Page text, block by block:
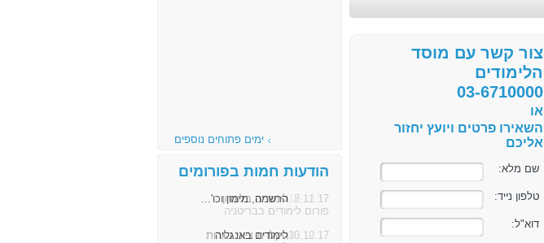
צור קשר עם מוסד
הלימודים
03-6710000
או
השאירו פרטים ויועץ יחזור
אליכם
שם מלא:
טלפון נייד:
דוא"ל:
ימים פתוחים נוספים
הודעות חמות בפורומים
8.11.17 הרשמה, מימון וכו'...
פורום לימודים בבריטניה
30.10.17לימודים באנגליה